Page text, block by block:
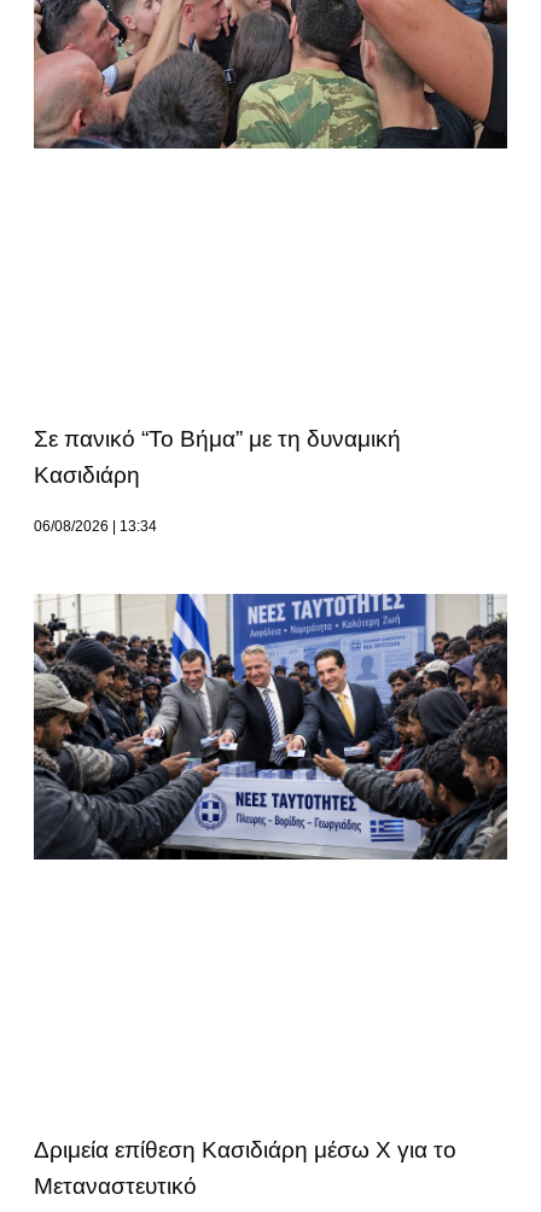
Σε πανικό “Το Βήμα” με τη δυναμική
Κασιδιάρη
06/08/2026 13:34
Δριμεία επίθεση Κασιδιάρη μέσω Χ για το
Μεταναστευτικό